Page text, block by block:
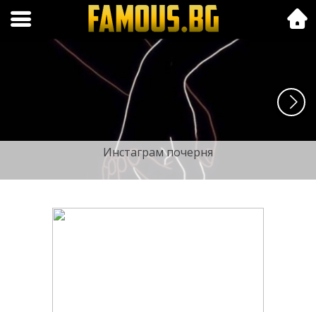
Folk.bg
Инстаграм почерня